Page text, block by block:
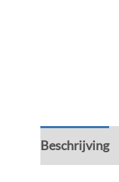
Beschrijving